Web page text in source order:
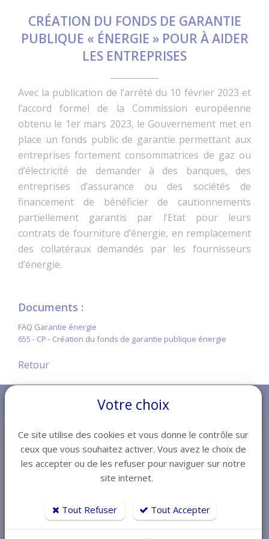
CRÉATION DU FONDS DE GARANTIE
PUBLIQUE « ÉNERGIE » POUR À AIDER
LES ENTREPRISES
Avec la publication de l’arrêté du 10 février 2023 et
l’accord formel de la Commission européenne
obtenu le 1er mars 2023, le Gouvernement met en
place un fonds public de garantie permettant aux
entreprises fortement consommatrices de gaz ou
d’électricité de demander à des banques, des
entreprises d’assurance ou des sociétés de
financement de bénéficier de cautionnements
partiellement garantis par l’Etat pour leurs
contrats de fourniture d’énergie, en remplacement
des collatéraux demandés par les fournisseurs
d’énergie.
Documents :
FAQ Garantie énergie
655 - CP - Création du fonds de garantie publique énergie
Retour
Votre choix
Ce site utilise des cookies et vous donne le contrôle sur
ceux que vous souhaitez activer. Vous avez le choix de
les accepter ou de les refuser pour naviguer sur notre
site internet.
Tout Refuser Tout Accepter